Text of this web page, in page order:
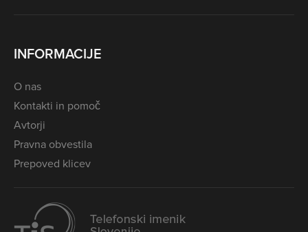
INFORMACIJE
O nas
Kontakti in pomoč
Avtorji
Pravna obvestila
Prepoved klicev